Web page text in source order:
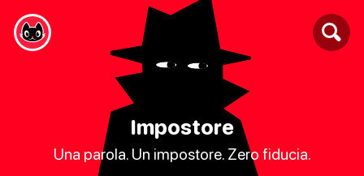
Impostore
Una parola. Un impostore. Zero fiducia.